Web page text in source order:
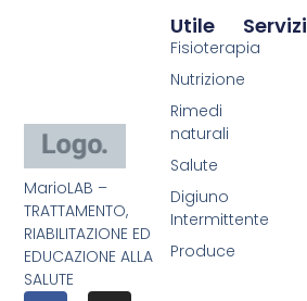
MarioLAB –
TRATTAMENTO,
RIABILITAZIONE ED
EDUCAZIONE ALLA
SALUTE
Servizi
Utile
Fisioterapia
Nutrizione
Rimedi
naturali
Salute
Digiuno
Intermittente
Produce